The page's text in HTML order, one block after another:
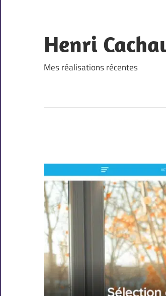
content
Henri
Mes réalisations récentes